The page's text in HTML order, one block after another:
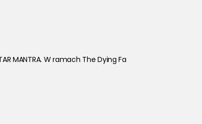
MANTRA. W ramach The Dying Fa